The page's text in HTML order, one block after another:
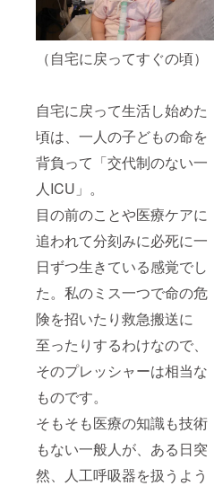
（自宅に戻ってすぐの頃）
自宅に戻って生活し始めた
頃は、一人の子どもの命を
背負って「交代制のない一
人ICU」。
目の前のことや医療ケアに
追われて分刻みに必死に一
日ずつ生きている感覚でし
た。私のミス一つで命の危
険を招いたり救急搬送に
至ったりするわけなので、
そのプレッシャーは相当な
ものです。
そもそも医療の知識も技術
もない一般人が、ある日突
然、人工呼吸器を扱うよう